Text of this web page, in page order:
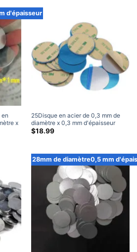
$45.99
d'épaisseur
en
x
25Disque en acier de 0,3 mm de
diamètre x 0,3 mm d'épaisseur
avec plaques de frappe rondes en
$18.99
28mm de diamètre0,5 mm